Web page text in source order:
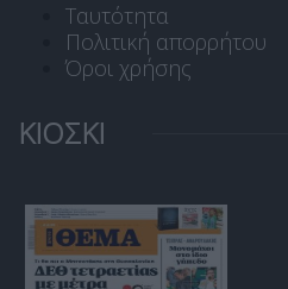
Ταυτότητα
Πολιτική απορρήτου
Όροι χρήσης
ΚΙΟΣΚΙ